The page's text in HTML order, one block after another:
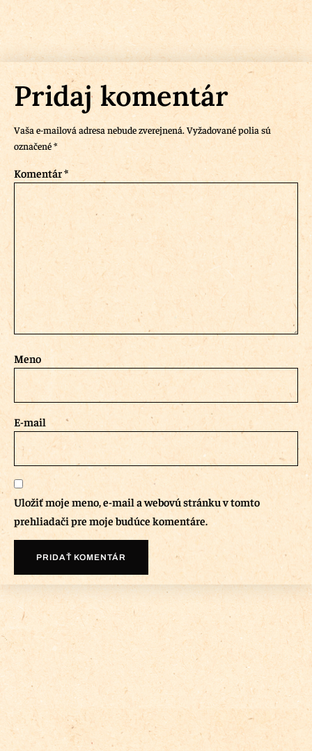
Pridaj komentár
Vaša e-mailová adresa nebude zverejnená.Vyžadované polia sú
označené*
Komentár*
Meno
E-mail
Uložiť moje meno, e-mail a webovú stránku v tomto
prehliadači pre moje budúce komentáre.